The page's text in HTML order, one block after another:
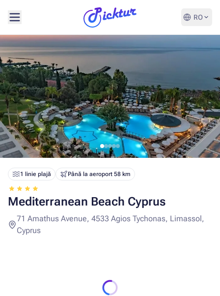
RO
1 linie plajă Până la aeroport 58 km
Mediterranean Beach Cyprus
71 Amathus Avenue, 4533 Agios Tychonas, Limassol,
Cyprus